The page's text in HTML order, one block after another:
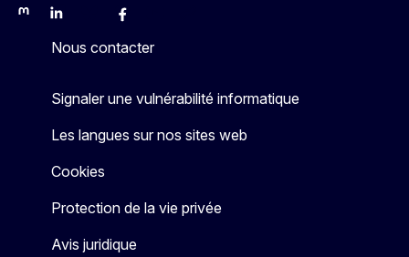
MastodonLinkedInBlueskyFacebook
Nous contacter
Signaler une vulnérabilité informatique
Les langues sur nos sites web
Cookies
Protection de la vie privée
Avis juridique